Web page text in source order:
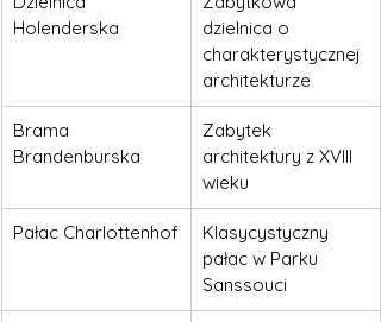
Holenderska
dzielnica o
charakterystycznej
architekturze
Brama
Brandenburska
Zabytek
architektury z XVIII
wieku
Pałac Charlottenhof
Klasycystyczny
pałac w Parku
Sanssouci